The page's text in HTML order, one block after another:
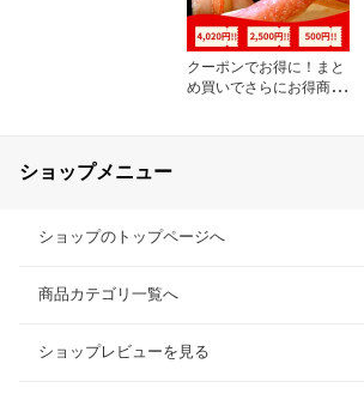
クーポンでお得に！まと
め買いでさらにお得商品
ショップメニュー
ショップのトップページへ
商品カテゴリ一覧へ
ショップレビューを見る